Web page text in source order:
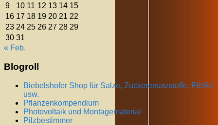
9
10 11 12 13 14 15
16 17 18 19 20 21 22
23 24 25 26 27 28 29
30 31
« Feb.
Blogroll
Biebelshofer Shop für Salze, Zuckerersatzstoffe, Pfeffer
usw.
Pflanzenkompendium
Photovoltaik und Montagematerial
Pilzbestimmer